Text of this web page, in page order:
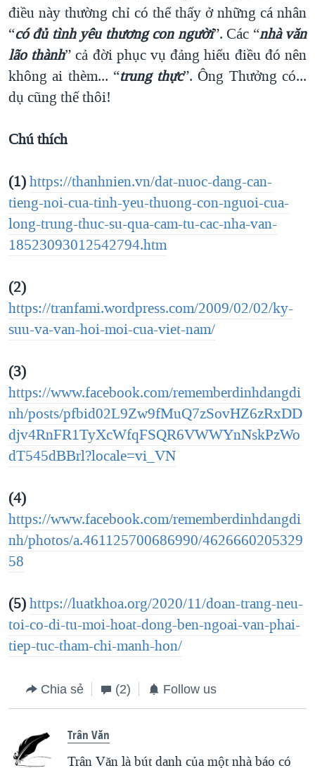
điều này thường chỉ có thể thấy ở những cá nhân
“có đủ tình yêu thương con người”. Các “nhà văn
lão thành” cả đời phục vụ đảng hiểu điều đó nên
không ai thèm... “trung thực”. Ông Thưởng có...
dụ cũng thế thôi!
Chú thích
(1)https://thanhnien.vn/dat-nuoc-dang-can-
tieng-noi-cua-tinh-yeu-thuong-con-nguoi-cua-
long-trung-thuc-su-qua-cam-tu-cac-nha-van-
18523093012542794.htm
(2)
https://tranfami.wordpress.com/2009/02/02/ky-
suu-va-van-hoi-moi-cua-viet-nam/
(3)
https://www.facebook.com/rememberdinhdangdi
nh/posts/pfbid02L9Zw9fMuQ7zSovHZ6zRxDD
djv4RnFR1TyXcWfqFSQR6VWWYnNskPzWo
dT545dBBrl?locale=vi_VN
(4)
https://www.facebook.com/rememberdinhdangdi
nh/photos/a.461125700686990/4626660205329
58
(5)https://luatkhoa.org/2020/11/doan-trang-neu-
toi-co-di-tu-moi-hoat-dong-ben-ngoai-van-phai-
tiep-tuc-tham-chi-manh-hon/
Chia sẻ (2) Follow us
Trân Văn
Trân Văn là bút danh của một nhà báo có